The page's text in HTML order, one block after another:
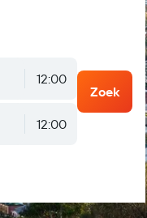
12:00
12:00
Zoek